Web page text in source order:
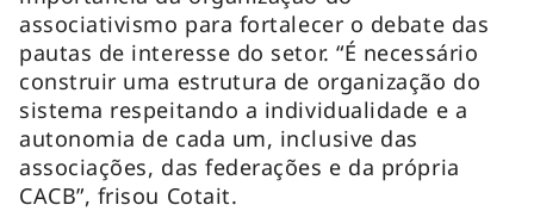
associativismo para fortalecer o debate das
pautas de interesse do setor. “É necessário
construir uma estrutura de organização do
sistema respeitando a individualidade e a
autonomia de cada um, inclusive das
associações, das federações e da própria
CACB”, frisou Cotait.